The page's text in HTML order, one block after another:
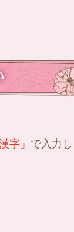
字」 で入力し